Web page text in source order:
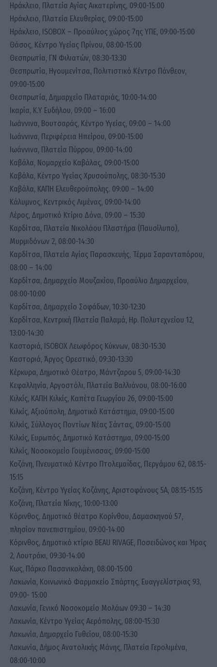
Ηράκλειο, Πλατεία Αγίας Αικατερίνης, 09:00-15:00
Ηράκλειο, Πλατεία Ελευθερίας, 09:00-15:00
Ηράκλειο, ISOBOX – Προαύλιος χώρος 7ης ΥΠΕ, 09:00-15:00
Θάσος, Κέντρο Υγείας Πρίνου, 08:00-15:00
Θεσπρωτία, ΓΝ Φιλιατών, 08:30-13:30
Θεσπρωτία, Ηγουμενίτσα, Πολιτιστικό Κέντρο Πάνθεον,
09:00-15:00
Θεσπρωτία, Δημαρχείο Πλαταριάς, 10:00-14:00
Ικαρία, Κ.Υ Ευδήλου, 09:00 – 16:00
Ιωάννινα, Βουτσαράς, Κέντρο Υγείας, 09:00 – 14:00
Ιωάννινα, Περιφέρεια Ηπείρου, 09:00-15:00
Ιωάννινα, Πλατεία Πύρρου, 09:00-14:00
Καβάλα, Νομαρχείο Καβάλας, 09:00-15:00
Καβάλα, Κέντρο Υγείας Χρυσούπολης, 08:30-15:30
Καβάλα, ΚΑΠΗ Ελευθερούπολης. 09:00 – 14:00
Κάλυμνος, Κεντρικός Λιμένας, 09:00-14:00
Λέρος, Δημοτικό Κτίριο Δόνα, 09:00 – 15:30
Καρδίτσα, Πλατεία Νικολάου Πλαστήρα (Παυσίλυπο),
Μυρμιδόνων 2, 08:00-14:30
Καρδίτσα, Πλατεία Αγίας Παρασκευής, Τέρμα Σαρανταπόρου,
08:00 – 14:00
Καρδίτσα, Δημαρχείο Μουζακίου, Προαύλιο Δημαρχείου,
08:00-10:00
Καρδίτσα, Δημαρχείο Σοφάδων, 10:30-12:30
Καρδίτσα, Κεντρική Πλατεία Παλαμά, Ηρ. Πολυτεχνείου 12,
13:00-14:30
Καστοριά, ISOBOX Λεωφόρος Κύκνων, 08:30-15:30
Καστοριά, Άργος Ορεστικό, 09:30-13:30
Κέρκυρα, Δημοτικό Θέατρο, Μάντζαρου 5, 09:00-14:30
Κεφαλληνία, Αργοστόλι, Πλατεία Βαλλιάνου, 08:00-16:00
Κιλκίς, ΚΑΠΗ Κιλκίς, Καπέτα Γεωργίου 26, 09:00-15:00
Κιλκίς, Αξιούπολη, Δημοτικό Κατάστημα, 09:00-15:00
Κιλκίς, Σύλλογος Ποντίων Νέας Σάντας, 09:00-15:00
Κιλκίς, Ευρωπός, Δημοτικό Κατάστημα, 09:00-15:00
Κιλκίς, Νοσοκομείο Γουμένισσας, 09:00-15:00
Κοζάνη, Πνευματικό Κέντρο Πτολεμαΐδας, Περγάμου 62, 08:15-
15:15
Κοζάνη, Κέντρο Υγείας Κοζάνης, Αριστοφάνους 5Α, 08:15-15:15
Κοζάνη, Πλατεία Νίκης, 10:00-13:00
Κόρινθος, Δημοτικό θέατρο Κορίνθου, Δαμασκηνού 57,
πλησίον πανεπιστημίου, 09:00-14:00
Κόρινθος, Δημοτικό κτίριο BEAU RIVAGE, Ποσειδώνος και Ήρας
2, Λουτράκι, 09:30-14:00
Κως, Πάρκο Πασανικολάκη, 08:00-15:00
Λακωνία, Κοινωνικό Φαρμακείο Σπάρτης, Ευαγγελίστριας 93,
09:00- 15:00
Λακωνία, Γενικό Νοσοκομείο Μολάων 09:30 – 14:30
Λακωνία, Κέντρο Υγείας Αερόπολης, 08:00-15:30
Λακωνία, Δημαρχείο Γυθείου, 08:00-15:30
Λακωνία, Δήμος Ανατολικής Μάνης, Πλατεία Γερολιμένα,
08:00-10:00